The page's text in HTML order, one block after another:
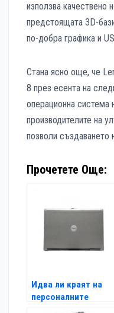
използва качествено
предстоящата 3D-
по-добра графика и
Стана ясно още, че
8 през есента на
операционна
производителите на
позволи създаването
Прочетете Още:
Идва ли краят на
персоналните